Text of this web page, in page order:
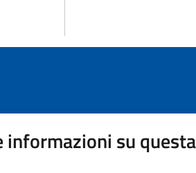
informazioni su